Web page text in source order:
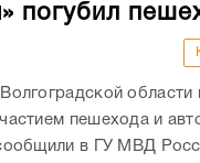
погубил
пешехода и
в ГУ МВД